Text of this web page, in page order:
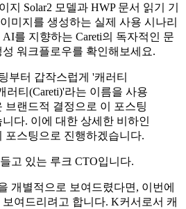
지 Solar2 모델과 HWP 문서 읽기 기
미지를 생성하는 실제 사용 시나리
를 지향하는 Careti의 독자적인 문
워크플로우를 확인해보세요.
부터 갑작스럽게 '캐러티
러티(Careti)'라는 이름을 사용
브랜드적 결정으로 이 포스팅
다. 이에 대한 상세한 비하인
포스팅으로 진행하겠습니다.
고 있는 루크 CTO입니다.
개별적으로 보여드렸다면, 이번에
여드리려고 합니다. K커서로서 캐